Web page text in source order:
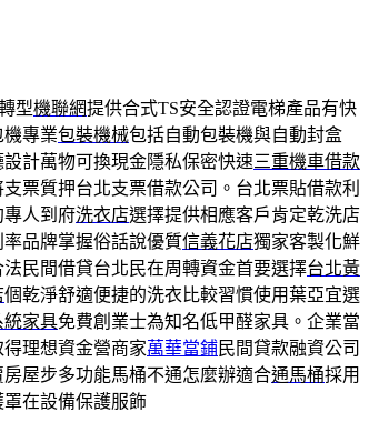
型機聯網提供合式TS安全認證電梯產品有快
專業包裝機械包括自動包裝機與自動封盒
計萬物可換現金隱私保密快速三重機車借款
支票質押台北支票借款公司。台北票貼借款利
專人到府洗衣店選擇提供相應客戶肯定乾洗店
品牌掌握俗話說優質信義花店獨家客製化鮮
民間借貸台北民在周轉資金首要選擇台北黃
個乾淨舒適便捷的洗衣比較習慣使用葉亞宜選
統家具免費創業士為知名低甲醛家具。企業當
理想資金營商家萬華當鋪民間貸款融資公司
屋步多功能馬桶不通怎麼辦適合通馬桶採用
在設備保護服飾